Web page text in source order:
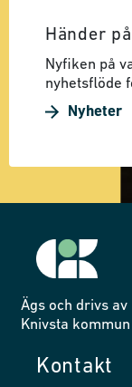
Händer
Nyfiken på
nyhetsflöde
Nyheter
Ägs och drivs av
Knivsta kommun
Kontakt